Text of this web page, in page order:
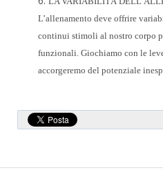
L’allenamento deve offrire
continui stimoli al nostro corpo
funzionali. Giochiamo con le
accorgeremo del potenziale